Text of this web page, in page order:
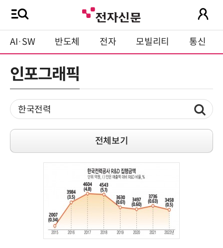
AI·SW 반도체 전자 모빌리티 통신
인포그래픽
전체보기